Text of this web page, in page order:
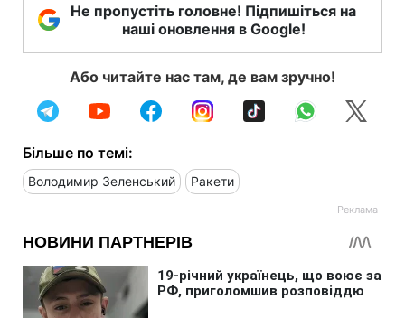
Не пропустіть головне! Підпишіться на
наші оновлення в Google!
Або читайте нас там, де вам зручно!
Більше по темі:
Володимир Зеленський Ракети